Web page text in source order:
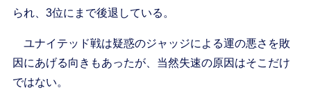
られ、3位にまで後退している。
ユナイテッド戦は疑惑のジャッジによる運の悪さを敗
因にあげる向きもあったが、当然失速の原因はそこだけ
ではない。